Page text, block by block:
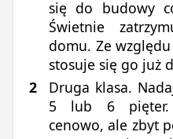
się do budowy
Świetnie
domu. Ze
stosuje się go już
Druga klasa.
5 lub 6 pięter.
cenowo, ale zbyt